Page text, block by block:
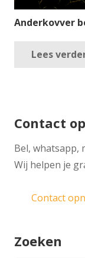
Anderkovver
Lees
Contact
​Bel, whatsapp,
Wij helpen je
Contact
Zoeken